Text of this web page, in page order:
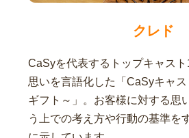
クレド
CaSyを代表するトップキャス
思いを言語化した「CaSyキャ
ギフト～」。お客様に対する思
う上での考え方や行動の基準を